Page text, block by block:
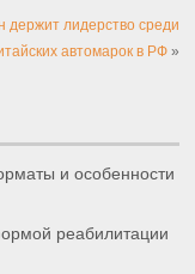
держит лидерство среди
автомарок в РФ»
и особенности
реабилитации